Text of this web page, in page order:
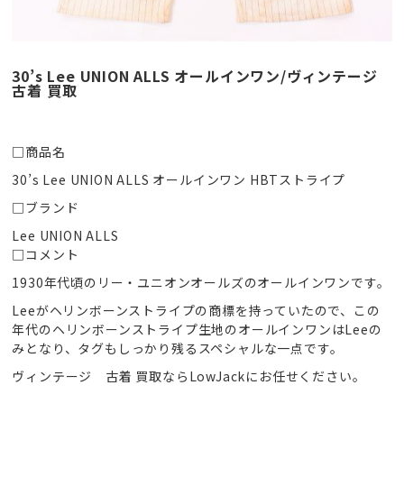
30’s Lee UNION ALLS オールインワン/ヴィンテージ
古着 買取
□商品名
30’s Lee UNION ALLS オールインワン HBTストライプ
□ブランド
Lee UNION ALLS
□コメント
1930年代頃のリー・ユニオンオールズのオールインワンです。
Leeがヘリンボーンストライプの商標を持っていたので、この
年代のヘリンボーンストライプ生地のオールインワンはLeeの
みとなり、タグもしっかり残るスペシャルな一点です。
ヴィンテージ 古着 買取ならLowJackにお任せください。